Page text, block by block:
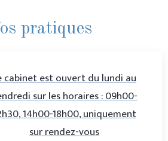
pratiques
cabinet est ouvert du lundi au
sur les horaires : 09h00-
14h00-18h00, uniquement
sur rendez-vous